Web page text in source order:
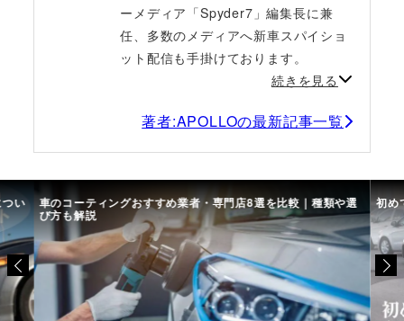
ーメディア「Spyder7」編集長に兼
任、多数のメディアへ新車スパイショ
ット配信も手掛けております。
続きを見る
著者:APOLLOの最新記事一覧
い 車のコーティングおすすめ業者・専門店8選を比較｜種類や選
び方も解説
初め